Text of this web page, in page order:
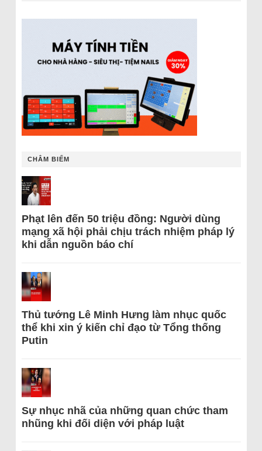
CHÂM BIẾM
Phạt lên đến 50 triệu đồng: Người dùng
mạng xã hội phải chịu trách nhiệm pháp lý
khi dẫn nguồn báo chí
Thủ tướng Lê Minh Hưng làm nhục quốc
thể khi xin ý kiến chỉ đạo từ Tổng thống
Putin
Sự nhục nhã của những quan chức tham
nhũng khi đối diện với pháp luật